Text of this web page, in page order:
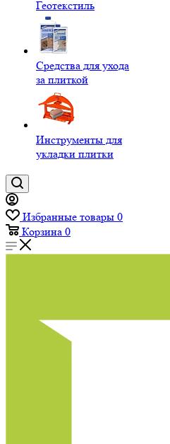
Геотекстиль
Средства для ухода
за плиткой
Инструменты для
укладки плитки
Избранные товары 0
Корзина 0